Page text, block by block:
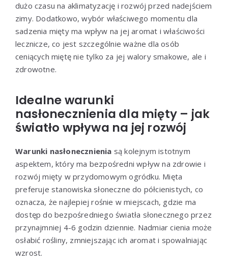
dużo czasu na aklimatyzację i rozwój przed nadejściem
zimy. Dodatkowo, wybór właściwego momentu dla
sadzenia mięty ma wpływ na jej aromat i właściwości
lecznicze, co jest szczególnie ważne dla osób
ceniących miętę nie tylko za jej walory smakowe, ale i
zdrowotne.
Idealne warunki
nasłonecznienia dla mięty – jak
światło wpływa na jej rozwój
Warunki nasłonecznienia są kolejnym istotnym
aspektem, który ma bezpośredni wpływ na zdrowie i
rozwój mięty w przydomowym ogródku. Mięta
preferuje stanowiska słoneczne do półcienistych, co
oznacza, że najlepiej rośnie w miejscach, gdzie ma
dostęp do bezpośredniego światła słonecznego przez
przynajmniej 4-6 godzin dziennie. Nadmiar cienia może
osłabić rośliny, zmniejszając ich aromat i spowalniając
wzrost.